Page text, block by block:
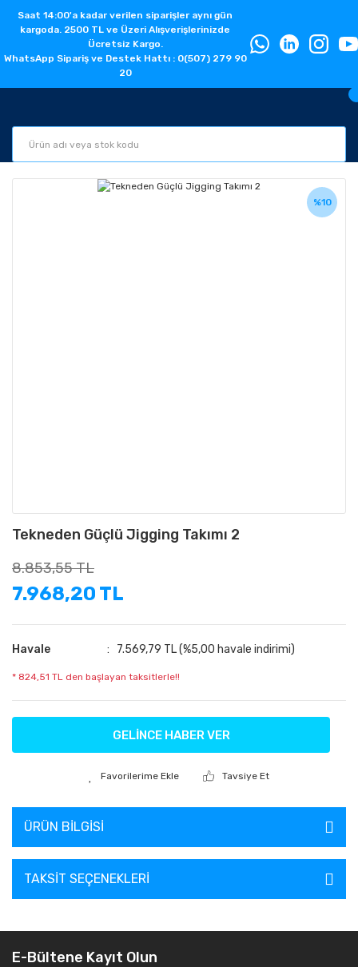
Saat 14:00'a kadar verilen siparişler aynı gün
kargoda. 2500 TL ve Üzeri Alışverişlerinizde
Ücretsiz Kargo.
WhatsApp Sipariş ve Destek Hattı : 0(507) 279 90
20
%10
Tekneden Güçlü Jigging Takımı 2
7.968,20 TL
8.853,55 TL
Havale 7.569,79 TL (%5,00 havale indirimi)
* 824,51 TL den başlayan taksitlerle!!
GELİNCE HABER VER
Tavsiye Et
ÜRÜN BILGISI
TAKSIT SEÇENEKLERI
E-Bültene Kayıt Olun